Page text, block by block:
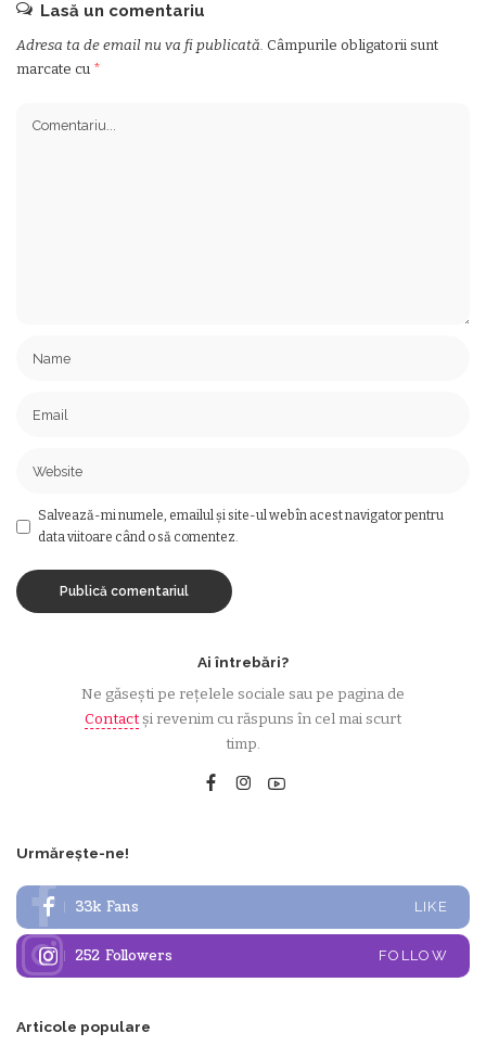
Lasă un comentariu
Adresa ta de email nu va fi publicată. Câmpurile obligatorii sunt
marcate cu *
Salvează-mi numele, emailul și site-ul web în acest navigator pentru
data viitoare când o să comentez.
Ai întrebări?
Ne găsești pe rețelele sociale sau pe pagina de
Contactși revenim cu răspuns în cel mai scurt
timp.
Urmărește-ne!
33k Fans LIKE
252 Followers FOLLOW
Articole populare